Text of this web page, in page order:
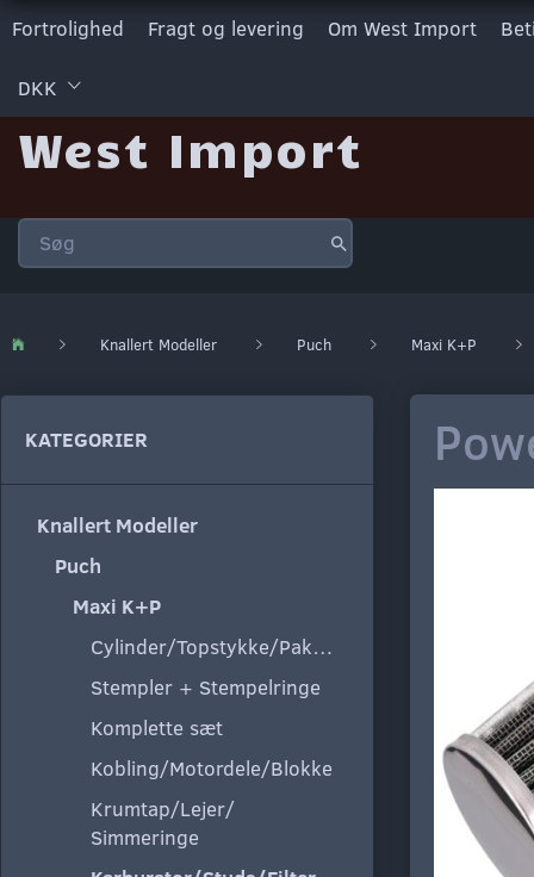
Fortrolighed Fragt og levering Om West Import
DKK
West Import
Knallert Modeller Puch Maxi K+P
KATEGORIER
Knallert Modeller
Puch
Maxi K+P
Cylinder/Topstykke/Pakning
Stempler + Stempelringe
Komplette sæt
Kobling/Motordele/Blokke
Krumtap/Lejer/
Simmeringe